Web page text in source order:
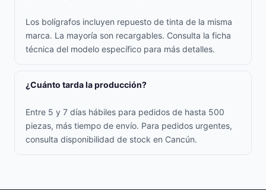
Los bolígrafos incluyen repuesto de tinta de la misma
marca. La mayoría son recargables. Consulta la ficha
técnica del modelo específico para más detalles.
¿Cuánto tarda la producción?
Entre 5 y 7 días hábiles para pedidos de hasta 500
piezas, más tiempo de envío. Para pedidos urgentes,
consulta disponibilidad de stock en Cancún.